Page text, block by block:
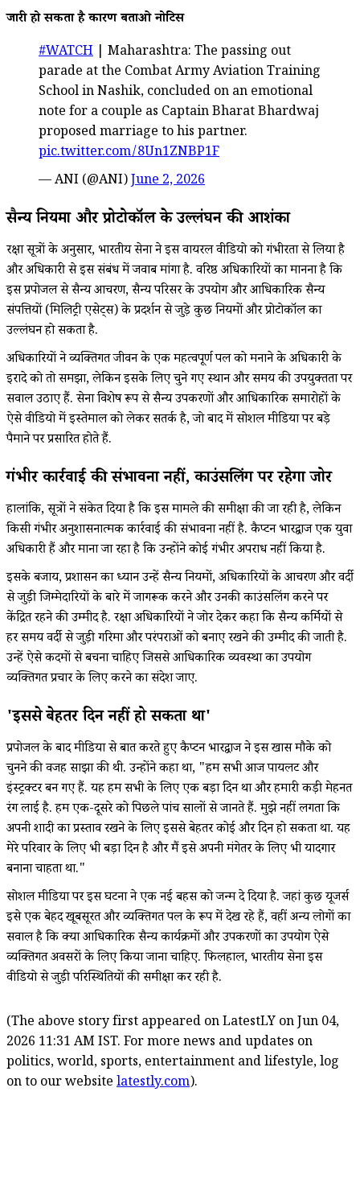
जारी हो सकता है कारण बताओ नोटिस
#WATCH | Maharashtra: The passing out
parade at the Combat Army Aviation Training
School in Nashik, concluded on an emotional
note for a couple as Captain Bharat Bhardwaj
proposed marriage to his partner.
pic.twitter.com/8Un1ZNBP1F
— ANI (@ANI)June 2, 2026
सैन्य नियमों और प्रोटोकॉल के उल्लंघन की आशंका
रक्षा सूत्रों के अनुसार, भारतीय सेना ने इस वायरल वीडियो को गंभीरता से लिया है
और अधिकारी से इस संबंध में जवाब मांगा है. वरिष्ठ अधिकारियों का मानना है कि
इस प्रपोजल से सैन्य आचरण, सैन्य परिसर के उपयोग और आधिकारिक सैन्य
संपत्तियों (मिलिट्री एसेट्स) के प्रदर्शन से जुड़े कुछ नियमों और प्रोटोकॉल का
उल्लंघन हो सकता है.
अधिकारियों ने व्यक्तिगत जीवन के एक महत्वपूर्ण पल को मनाने के अधिकारी के
इरादे को तो समझा, लेकिन इसके लिए चुने गए स्थान और समय की उपयुक्तता पर
सवाल उठाए हैं. सेना विशेष रूप से सैन्य उपकरणों और आधिकारिक समारोहों के
ऐसे वीडियो में इस्तेमाल को लेकर सतर्क है, जो बाद में सोशल मीडिया पर बड़े
पैमाने पर प्रसारित होते हैं.
गंभीर कार्रवाई की संभावना नहीं, काउंसलिंग पर रहेगा जोर
हालांकि, सूत्रों ने संकेत दिया है कि इस मामले की समीक्षा की जा रही है, लेकिन
किसी गंभीर अनुशासनात्मक कार्रवाई की संभावना नहीं है. कैप्टन भारद्वाज एक युवा
अधिकारी हैं और माना जा रहा है कि उन्होंने कोई गंभीर अपराध नहीं किया है.
इसके बजाय, प्रशासन का ध्यान उन्हें सैन्य नियमों, अधिकारियों के आचरण और वर्दी
से जुड़ी जिम्मेदारियों के बारे में जागरूक करने और उनकी काउंसलिंग करने पर
केंद्रित रहने की उम्मीद है. रक्षा अधिकारियों ने जोर देकर कहा कि सैन्य कर्मियों से
हर समय वर्दी से जुड़ी गरिमा और परंपराओं को बनाए रखने की उम्मीद की जाती है.
उन्हें ऐसे कदमों से बचना चाहिए जिससे आधिकारिक व्यवस्था का उपयोग
व्यक्तिगत प्रचार के लिए करने का संदेश जाए.
'इससे बेहतर दिन नहीं हो सकता था'
प्रपोजल के बाद मीडिया से बात करते हुए कैप्टन भारद्वाज ने इस खास मौके को
चुनने की वजह साझा की थी. उन्होंने कहा था, "हम सभी आज पायलट और
इंस्ट्रक्टर बन गए हैं. यह हम सभी के लिए एक बड़ा दिन था और हमारी कड़ी मेहनत
रंग लाई है. हम एक-दूसरे को पिछले पांच सालों से जानते हैं. मुझे नहीं लगता कि
अपनी शादी का प्रस्ताव रखने के लिए इससे बेहतर कोई और दिन हो सकता था. यह
मेरे परिवार के लिए भी बड़ा दिन है और मैं इसे अपनी मंगेतर के लिए भी यादगार
बनाना चाहता था."
सोशल मीडिया पर इस घटना ने एक नई बहस को जन्म दे दिया है. जहां कुछ यूजर्स
इसे एक बेहद खूबसूरत और व्यक्तिगत पल के रूप में देख रहे हैं, वहीं अन्य लोगों का
सवाल है कि क्या आधिकारिक सैन्य कार्यक्रमों और उपकरणों का उपयोग ऐसे
व्यक्तिगत अवसरों के लिए किया जाना चाहिए. फिलहाल, भारतीय सेना इस
वीडियो से जुड़ी परिस्थितियों की समीक्षा कर रही है.
(The above story first appeared on LatestLY on Jun 04,
2026 11:31 AM IST. For more news and updates on
politics, world, sports, entertainment and lifestyle, log
on to our website latestly.com).